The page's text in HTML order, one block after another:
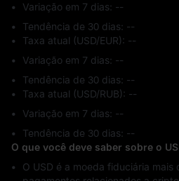
Variação em 7 dias: ‎--
Tendência de 30 dias: ‎--
Taxa atual (USD/EUR): --
Variação em 7 dias: ‎--
Tendência de 30 dias: ‎--
Taxa atual (USD/RUB): --
Variação em 7 dias: ‎--
Tendência de 30 dias: ‎--
O que você deve saber sobre o
O USD é a moeda fiduciária